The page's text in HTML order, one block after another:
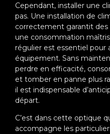
Cependant, installer une
pas. Une installation de
correctement garantit
une consommation
régulier est essentiel pour
équipement. Sans
perdre en efficacité,
et tomber en panne plus
il est indispensable
départ.
C’est dans cette optique
accompagne les